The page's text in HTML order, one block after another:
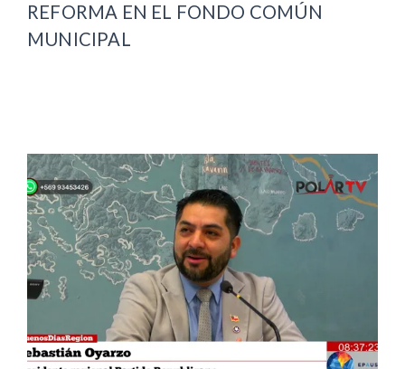
REFORMA EN EL FONDO COMÚN
MUNICIPAL